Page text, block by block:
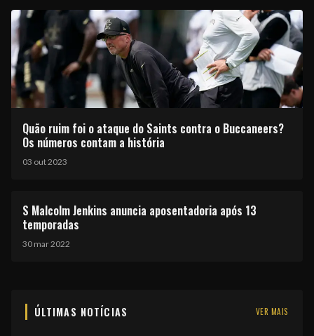
Quão ruim foi o ataque do Saints contra o Buccaneers?
Os números contam a história
03 out 2023
S Malcolm Jenkins anuncia aposentadoria após 13
temporadas
30 mar 2022
ÚLTIMAS NOTÍCIAS VER MAIS